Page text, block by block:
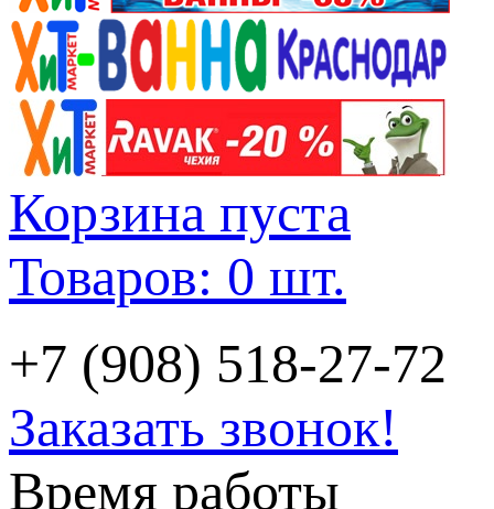
Корзина пуста
Товаров: 0 шт.
+7 (908) 518-27-72
Заказать звонок!
Время работы